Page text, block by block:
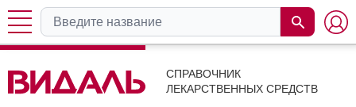
СПРАВОЧНИК
ЛЕКАРСТВЕННЫХ СРЕДСТВ